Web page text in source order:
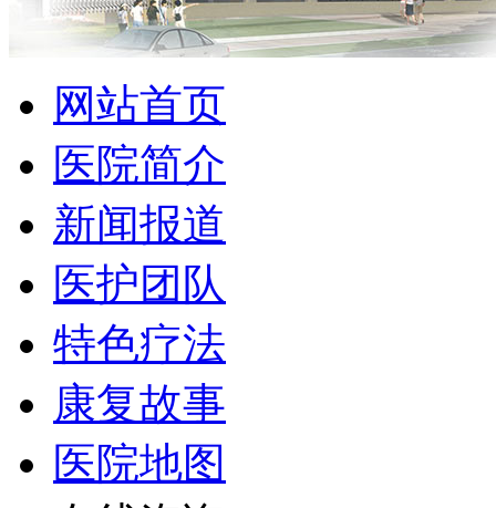
网站首页
医院简介
新闻报道
医护团队
特色疗法
康复故事
医院地图